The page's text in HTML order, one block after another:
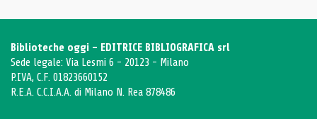
Biblioteche oggi - EDITRICE BIBLIOGRAFICA srl
Sede legale: Via Lesmi 6 - 20123 - Milano
P.IVA, C.F. 01823660152
R.E.A. C.C.I.A.A. di Milano N. Rea 878486